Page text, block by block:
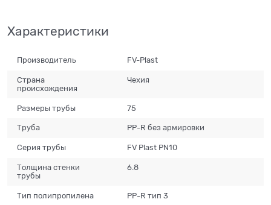
Характеристики
Производитель FV-Plast
Страна
происхождения
Чехия
Размеры трубы 75
Труба PP-R без армировки
Серия трубы FV Plast PN10
Толщина стенки
трубы
6.8
Тип полипропилена PP-R тип 3